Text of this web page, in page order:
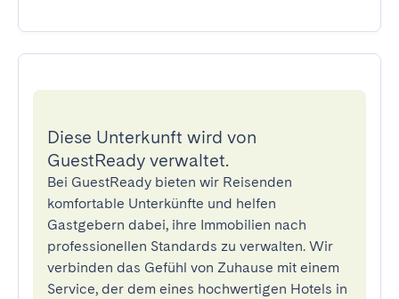
Diese Unterkunft wird von
GuestReady verwaltet.
Bei GuestReady bieten wir Reisenden
komfortable Unterkünfte und helfen
Gastgebern dabei, ihre Immobilien nach
professionellen Standards zu verwalten. Wir
verbinden das Gefühl von Zuhause mit einem
Service, der dem eines hochwertigen Hotels in